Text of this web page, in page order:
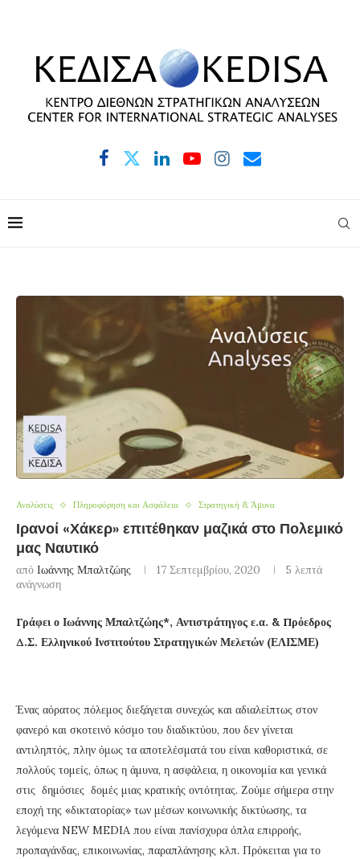
Αναλύσεις Πληροφόρηση και Ασφάλεια Στρατηγική & Άμυνα
Ιρανοί «Χάκερ» επιτέθηκαν μαζικά στο Πολεμικό
μας Ναυτικό
από Ιωάννης Μπαλτζώης 17 Σεπτεμβρίου, 2020
5 λεπτά
ανάγνωση
Γράφει ο Ιωάννης Μπαλτζώης*, Αντιστράτηγος ε.α. & Πρόεδρος
Δ.Σ. Ελληνικού Ινστιτούτου Στρατηγικών Μελετών (ΕΛΙΣΜΕ)
Ένας αόρατος πόλεμος διεξάγεται συνεχώς και αδιαλείπτως στον
φανερό και σκοτεινό κόσμο του διαδικτύου, που δεν γίνεται
αντιληπτός, πλην όμως τα αποτελέσματά του είναι καθοριστικά, σε
πολλούς τομείς, όπως η άμυνα, η ασφάλεια, η οικονομία και γενικά
στις δημόσιες δομές μιας κρατικής οντότητας. Ζούμε σήμερα στην
εποχή της «δικτατορίας» των μέσων κοινωνικής δικτύωσης, τα
λεγόμενα NEW MEDIA που είναι πανίσχυρα όπλα επιρροής,
προπαγάνδας, επικοινωνίας, παραπλάνησης κλπ. Πρόκειται για το